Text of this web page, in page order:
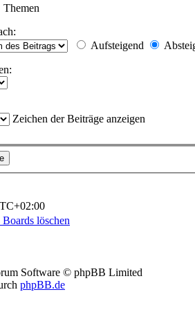
Themen
Aufsteigend
Zeichen der Beiträge anzeigen
löschen
Software © phpBB Limited
phpBB.de